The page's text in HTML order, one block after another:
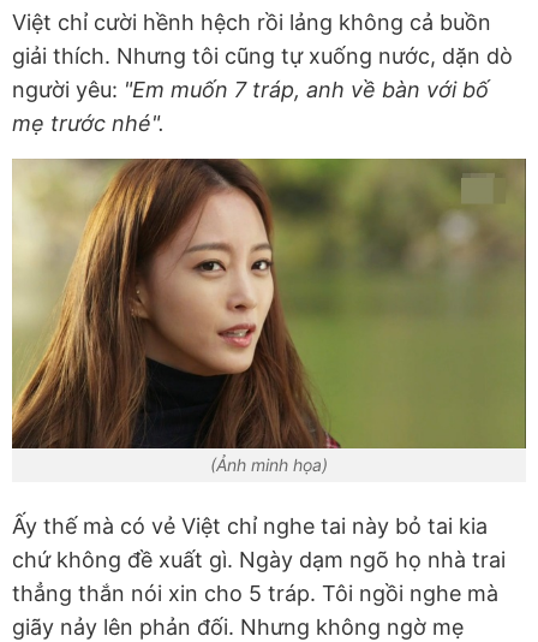
Việt chỉ cười hềnh hệch rồi lảng không cả buồn
giải thích. Nhưng tôi cũng tự xuống nước, dặn dò
người yêu: "Em muốn 7 tráp, anh về bàn với bố
mẹ trước nhé".
(Ảnh minh họa)
Ấy thế mà có vẻ Việt chỉ nghe tai này bỏ tai kia
chứ không đề xuất gì. Ngày dạm ngõ họ nhà trai
thẳng thắn nói xin cho 5 tráp. Tôi ngồi nghe mà
giãy nảy lên phản đối. Nhưng không ngờ mẹ